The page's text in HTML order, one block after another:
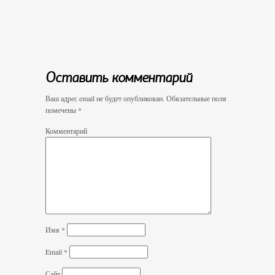
Оставить комментарий
Ваш адрес email не будет опубликован. Обязательные поля
помечены *
Комментарий
Имя *
Email *